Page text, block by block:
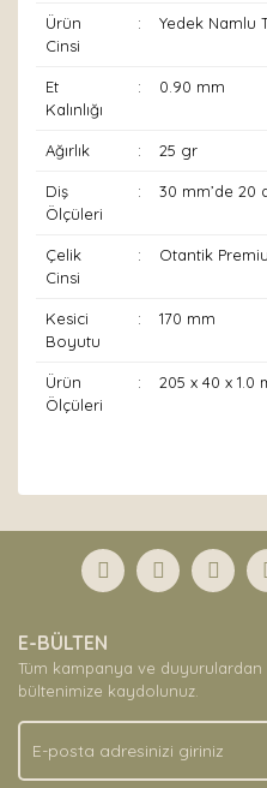
Ürün
Cinsi
: Yedek Namlu
Et
Kalınlığı
: 0.90 mm
Ağırlık : 25 gr
Diş
Ölçüleri
: 30 mm’de 20
Çelik
Cinsi
: Otantik
Kesici
Boyutu
: 170 mm
Ürün
Ölçüleri
: 205 x 40 x 1.0
formunu kullanarak
Görüş ve önerileriniz için
Ürün açıklamasında eksik
Ürün bilgilerinde hatalar
Ürün fiyatı diğer sitelerden
Bu ürüne benzer farklı
E-BÜLTEN
Tüm kampanya ve
bültenimize kaydolunuz.